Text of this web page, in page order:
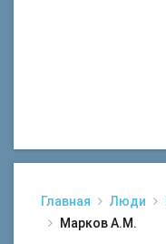
Главная Люди
Марков А.М.